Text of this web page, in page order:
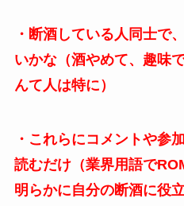
・断酒している人同士で
いかな（酒やめて、趣味
んて人は特に）
・これらにコメントや参
読むだけ（業界用語で
明らかに自分の断酒に役